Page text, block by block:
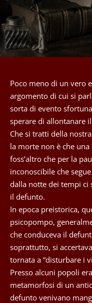
Poco meno di un vero
argomento di cui si
sorta di evento
sperare di allontanare
Che si tratti della
la morte non è che
foss’altro che per la
inconoscibile che
dalla notte dei tempi ci
il defunto.
In epoca preistorica,
psicopompo,
che conduceva il
soprattutto, si
tornata a “disturbare i
Presso alcuni popoli
metamorfosi di un
defunto venivano